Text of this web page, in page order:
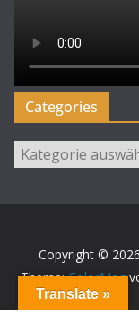
Categories
Categories
Copyright © 2026
Theme:ColorMag
Translate »